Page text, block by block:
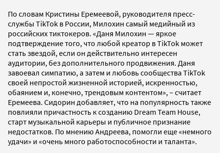
По словам Кристины Еремеевой, руководителя пресс-
службы TikTok в России, Милохин самый медийный из
российских тиктокеров. «Даня Милохин — яркое
подтверждение того, что любой креатор в TikTok может
стать звездой, если он действительно интересен
аудитории, без дополнительного продвижения. Даня
завоевал симпатию, а затем и любовь сообщества TikTok
своей непростой жизненной историей, искренностью,
обаянием и, конечно, трендовым контентом», – считает
Еремеева. Сидорин добавляет, что на популярность также
повлияли причастность к созданию Dream Team House,
старт музыкальной карьеры и публичное признание
недостатков. По мнению Андреева, помогли еще «немного
удачи» и «очень много работоспособности и таланта».